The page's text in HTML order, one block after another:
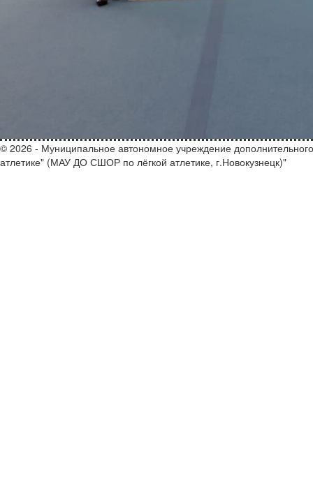
© 2026 - Муниципальное автономное учреждение
атлетике" (МАУ ДО СШОР по лёгкой атлетике, г.Новокузнецк)"